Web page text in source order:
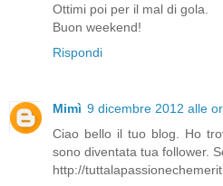
Ottimi poi per il mal di gola.
Buon weekend!
Rispondi
Mimì 9 dicembre 2012 alle
Ciao bello il tuo blog. Ho
sono diventata tua follower.
http://